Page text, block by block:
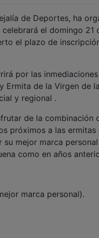
de Deportes, ha
el domingo 21
el plazo de
por las
Ermita de la Virgen de
y regional .
de la combinación
próximos a las
mejor marca
como en años
marca personal).